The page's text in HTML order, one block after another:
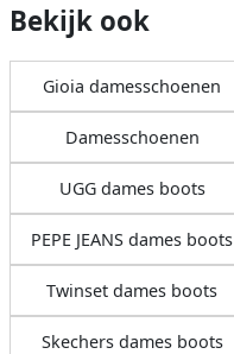
Bekijk ook
Gioia damesschoenen
Damesschoenen
UGG dames boots
PEPE JEANS dames boots
Twinset dames boots
Skechers dames boots